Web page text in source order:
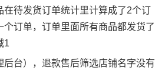
在待发货订单统计里计算成了2个订
个订单，订单里面所有商品都发货了
1
后台），退款售后筛选店铺名字没有